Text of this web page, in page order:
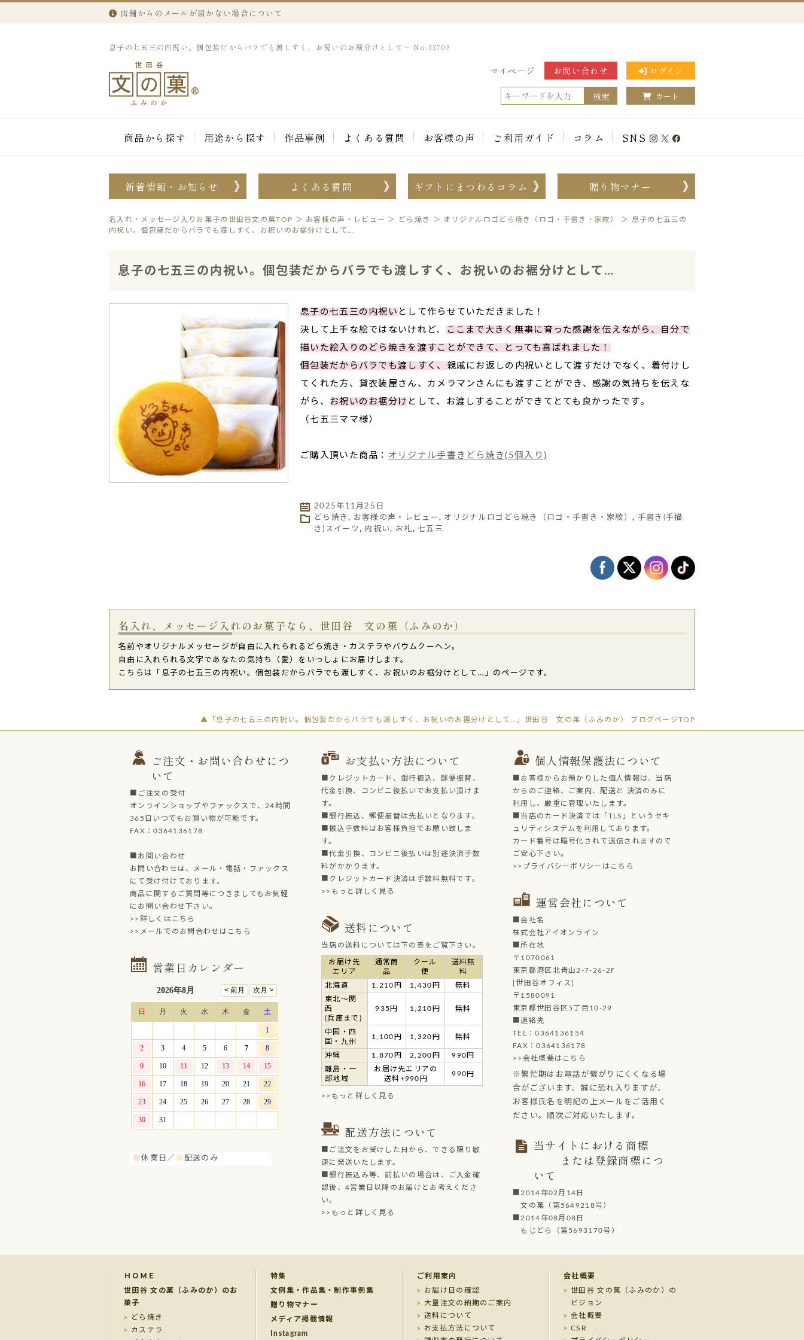
店舗からのメールが届かない場合について
息子の七五三の内祝い。個包装だからバラでも渡しすく、お祝いのお裾分けとして… No.33702
マイページ お問い合わせ ログイン
検索 カート
商品から探す 用途から探す 作品事例 よくある質問 お客様の声 ご利用ガイド コラム SNS
新着情報・お知らせ よくある質問 ギフトにまつわるコラム 贈り物マナー
名入れ・メッセージ入りお菓子の世田谷文の菓TOP ＞ お客様の声・レビュー ＞ どら焼き ＞ オリジナルロゴどら焼き（ロゴ・手書き・家紋） ＞
息子の七五三の
内祝い。個包装だからバラでも渡しすく、お祝いのお裾分けとして…
息子の七五三の内祝い。個包装だからバラでも渡しすく、お祝いのお裾分けとして…
息子の七五三の内祝い として作らせていただきました！
決して上手な絵ではないけれど、
ここまで大きく無事に育った感謝を伝えながら、自分で
描いた絵入りのどら焼きを渡すことができて、とっても喜ばれました！
個包装だからバラでも渡しすく、 親戚にお返しの内祝いとして渡すだけでなく、着付けし
てくれた方、貸衣装屋さん、カメラマンさんにも渡すことができ、感謝の気持ちを伝えな
がら、
お祝いのお裾分け として、お渡しすることができてとても良かったです。
（七五三ママ様）
ご購入頂いた商品： オリジナル手書きどら焼き(5個入り)
2025年11月25日
どら焼き, お客様の声・レビュー, オリジナルロゴどら焼き（ロゴ・手書き・家紋）, 手書き(手描
き)スイーツ, 内祝い, お礼,七五三
名入れ、メッセージ入れのお菓子なら、世田谷 文の菓（ふみのか）
名前やオリジナルメッセージが自由に入れられるどら焼き・カステラやバウムクーヘン。
自由に入れられる文字であなたの気持ち（愛）をいっしょにお届けします。
こちらは「息子の七五三の内祝い。個包装だからバラでも渡しすく、お祝いのお裾分けとして…」のページです。
▲「息子の七五三の内祝い。個包装だからバラでも渡しすく、お祝いのお裾分けとして…」世田谷 文の菓（ふみのか） ブログページTOP
ご注文・お問い合わせにつ
いて
■ご注文の受付
オンラインショップやファックスで、24時間
365日いつでもお買い物が可能です。
FAX：0364136178
■お問い合わせ
お問い合わせは、メール・電話・ファックス
にて受け付けております。
商品に関するご質問等につきましてもお気軽
にお問い合わせ下さい。
>>詳しくはこちら
>>メールでのお問合わせはこちら
営業日カレンダー
■休業日／ 配送のみ
お支払い方法について
■クレジットカード、銀行振込、郵便振替、
代金引換、コンビニ後払いでお支払い頂けま
す。
■銀行振込、郵便振替は先払いとなります。
■振込手数料はお客様負担でお願い致しま
す。
■代金引換、コンビニ後払いは別途決済手数
料がかかります。
■クレジットカード決済は手数料無料です。
>>もっと詳しく見る
送料について
当店の送料については下の表をご覧下さい。
お届け先
エリア
通常商
品
クール
便
送料無
料
北海道
1,210円 1,430円
無料
東北～関
西
(兵庫まで)
935円 1,210円 無料
中国・四
国・九州
1,100円 1,320円 無料
沖縄 1,870円 2,200円
990円
離島・一
部地域
お届け先エリアの
送料+990円
990円
>>もっと詳しく見る
配送方法について
■ご注文をお受けした日から、できる限り敏
速に発送いたします。
■銀行振込み等、前払いの場合は、ご入金確
認後、4営業日以降のお届けとお考えくださ
い。
>>もっと詳しく見る
個人情報保護法について
■お客様からお預かりした個人情報は、当店
からのご連絡、ご案内、配送と 決済のみに
利用し、厳重に管理いたします。
■当店のカード決済では「TLS」というセキ
ュリティシステムを利用しております。
カード番号は暗号化されて送信されますので
ご安心下さい。
>>プライバシーポリシーはこちら
運営会社について
■会社名
株式会社アイオンライン
■所在地
〒1070061
東京都港区北青山2-7-26-2F
[世田谷オフィス]
〒1580091
東京都世田谷区5丁目10-29
■連絡先
TEL：0364136154
FAX：0364136178
>>会社概要はこちら
※繁忙期はお電話が繋がりにくくなる場
合がございます。誠に恐れ入りますが、
お客様氏名を明記の上メールをご活用く
ださい。順次ご対応いたします。
当サイトにおける商標
または登録商標につ
いて
■2014年02月14日
文の菓（第5649218号）
■2014年08月08日
もじどら（第5693170号）
ＨＯＭＥ
世田谷 文の菓（ふみのか）のお
菓子
どら焼き
カステラ
特集
文例集・作品集・制作事例集
贈り物マナー
メディア掲載情報
Instagram
ご利用案内
お届け日の確認
大量注文の納期のご案内
送料について
お支払方法について
会社概要
世田谷 文の菓（ふみのか）の
ビジョン
会社概要
CSR